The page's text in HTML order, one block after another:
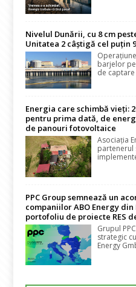
Nivelul Dunării, cu 8 cm
Unitatea 2 câștigă cel puțin
barjelor
de captare
Energia care schimbă vieți:
pentru prima dată, de
de panouri fotovoltaice
Asociația
partenerul
PPC Group semnează un
companiilor ABO Energy
portofoliu de proiecte RES
Grupul
strategic
Energy